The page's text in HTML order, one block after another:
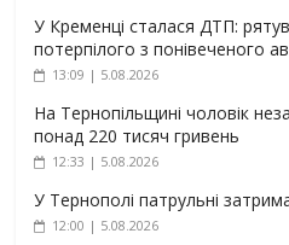
У Кременці сталася ДТП:
потерпілого з понівеченого
13:09 | 5.08.2026
На Тернопільщині чоловік
понад 220 тисяч гривень
12:33 | 5.08.2026
У Тернополі патрульні
12:00 | 5.08.2026